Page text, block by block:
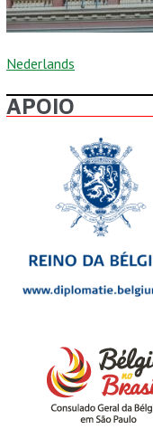
Nederlands
APOIO